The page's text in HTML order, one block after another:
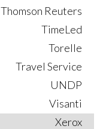
Thomson Reuters
TimeLed
Torelle
Travel Service
UNDP
Visanti
Xerox